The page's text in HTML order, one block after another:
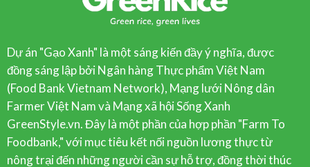
Dự án "Gạo Xanh" là một sáng kiến đầy ý nghĩa, được
đồng sáng lập bởi Ngân hàng Thực phẩm Việt Nam
(Food Bank Vietnam Network), Mạng lưới Nông dân
Farmer Việt Nam và Mạng xã hội Sống Xanh
GreenStyle.vn. Đây là một phần của hợp phần "Farm To
Foodbank," với mục tiêu kết nối nguồn lương thực từ
nông trại đến những người cần sự hỗ trợ, đồng thời thúc